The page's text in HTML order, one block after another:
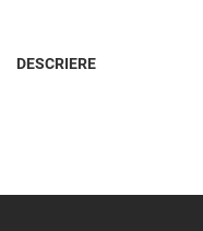
DESCRIERE